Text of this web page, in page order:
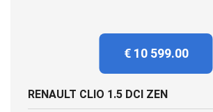
€ 10 599.00
RENAULT CLIO 1.5 DCI ZEN